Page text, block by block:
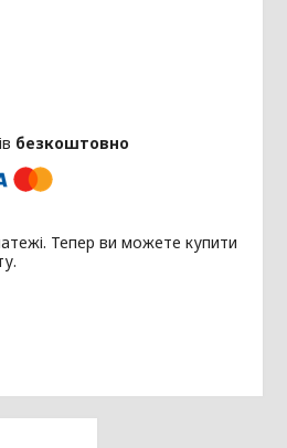
безкоштовно
Тепер ви можете купити